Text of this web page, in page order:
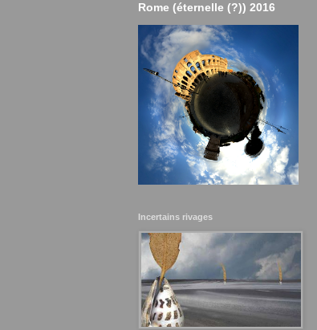
Rome (éternelle (?)) 2016
Incertains rivages